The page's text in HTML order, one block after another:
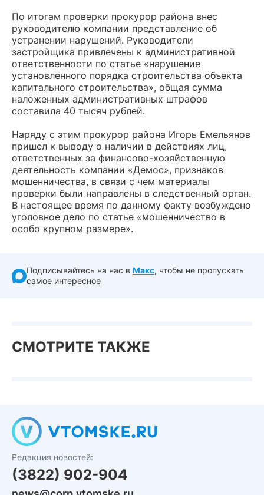
По итогам проверки прокурор района внес
руководителю компании представление об
устранении нарушений. Руководители
застройщика привлечены к административной
ответственности по статье «нарушение
установленного порядка строительства объекта
капитального строительства», общая сумма
наложенных административных штрафов
составила 40 тысяч рублей.
Наряду с этим прокурор района Игорь Емельянов
пришел к выводу о наличии в действиях лиц,
ответственных за финансово-хозяйственную
деятельность компании «Демос», признаков
мошенничества, в связи с чем материалы
проверки были направлены в следственный орган.
В настоящее время по данному факту возбуждено
уголовное дело по статье «мошенничество в
особо крупном размере».
Подписывайтесь на нас в Макс, чтобы не пропускать
самое интересное
СМОТРИТЕ ТАКЖЕ
Редакция новостей:
(3822) 902-904